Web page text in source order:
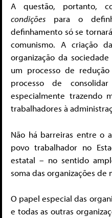
A questão, portanto,
condições para o
definhamento só se
comunismo. A criação
organização da
um processo de
processo de
especialmente trazendo
trabalhadores à
Não há barreiras entre o
povo trabalhador no
estatal – no sentido
soma das organizações de
O papel especial das
e todas as outras